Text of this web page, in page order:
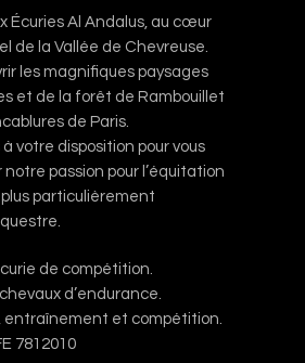
Écuries Al Andalus, au cœur
de la Vallée de Chevreuse.
les magnifiques paysages
et de la forêt de Rambouillet
de Paris.
à votre disposition pour vous
passion pour l’équitation
particulièrement
de compétition.
d’endurance.
entraînement et compétition.
7812010